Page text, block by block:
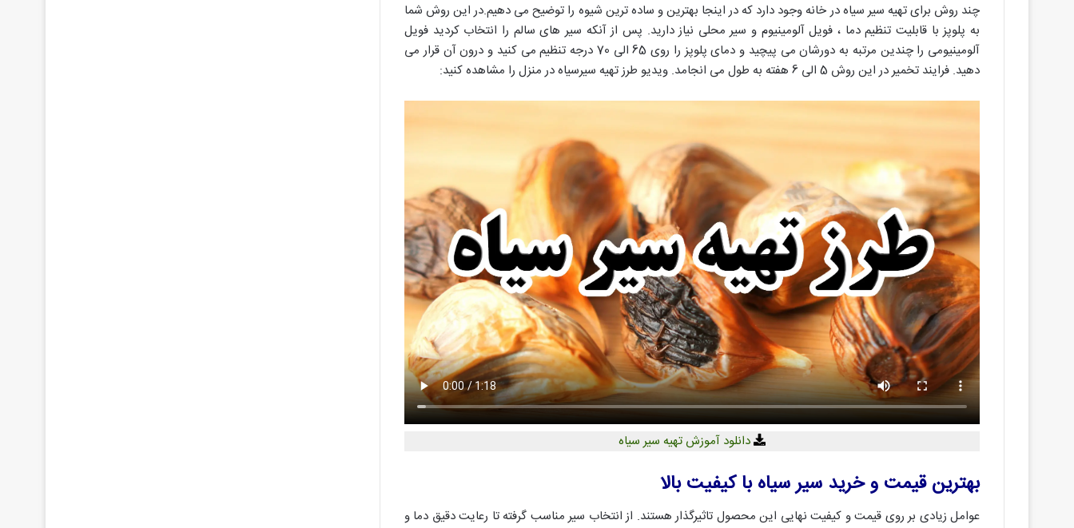
چند روش برای تهیه سیر سیاه در خانه وجود دارد که در اینجا بهترین و ساده ترین شیوه را توضیح می دهیم.در این روش شما
به پلوپز با قابلیت تنظیم دما ، فویل آلومینیوم و سیر محلی نیاز دارید. پس از آنکه سیر های سالم را انتخاب کردید فویل
آلومینیومی را چندین مرتبه به دورشان می پیچید و دمای پلوپز را روی 65 الی 70 درجه تنظیم می کنید و درون آن قرار می
دهید. فرایند تخمیر در این روش 5 الی 6 هفته به طول می انجامد. ویدیو طرز تهیه سیرسیاه در منزل را مشاهده کنید:
دانلود آموزش تهیه سیر سیاه
بهترین قیمت و خرید سیر سیاه با کیفیت بالا
عوامل زیادی بر روی قیمت و کیفیت نهایی این محصول تاثیرگذار هستند. از انتخاب سیر مناسب گرفته تا رعایت دقیق دما و